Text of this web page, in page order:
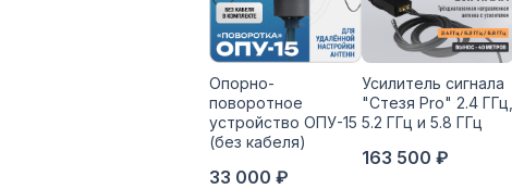
Опорно-
поворотное
устройство ОПУ-15
(без кабеля)
33 000 ₽
Усилитель сигнала
"Стезя Pro" 2.4 ГГц,
5.2 ГГц и 5.8 ГГц
163 500 ₽